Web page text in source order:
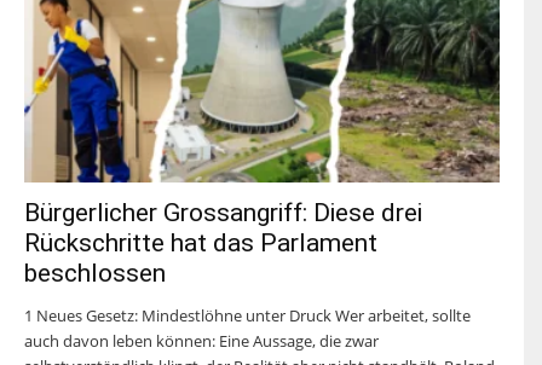
Bürgerlicher Grossangriff: Diese drei
Rückschritte hat das Parlament
beschlossen
1 Neues Gesetz: Mindestlöhne unter Druck Wer arbeitet, sollte
auch davon leben können: Eine Aussage, die zwar